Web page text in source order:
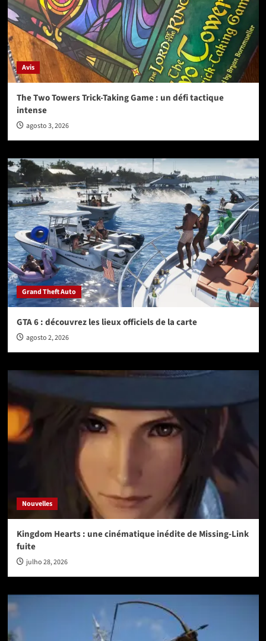
Avis
The Two Towers Trick-Taking Game : un défi tactique
intense
agosto 3, 2026
Grand Theft Auto
GTA 6 : découvrez les lieux officiels de la carte
agosto 2, 2026
Nouvelles
Kingdom Hearts : une cinématique inédite de Missing-Link
fuite
julho 28, 2026